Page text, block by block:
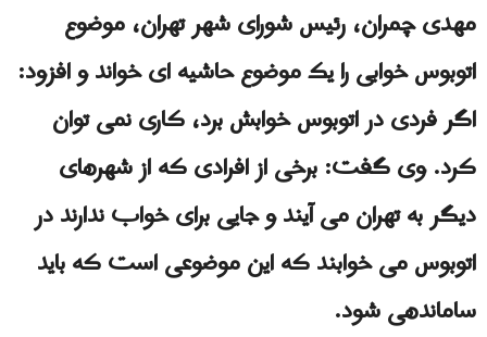
مهدی چمران، رئیس شورای شهر تهران، موضوع
اتوبوس خوابى را یک موضوع حاشیه ای خواند و افزود:
اگر فردی در اتوبوس خوابش برد، کاری نمی توان
کرد. وی گفت: برخی از افرادی که از شهرهای
دیگر به تهران می آیند و جایی برای خواب ندارند در
اتوبوس می خوابند که این موضوعی است که باید
ساماندهی شود.